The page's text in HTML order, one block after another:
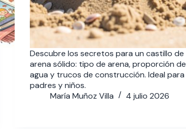
Descubre los secretos para un castillo de
arena sólido: tipo de arena, proporción de
agua y trucos de construcción. Ideal para
padres y niños.
María Muñoz Villa
4 julio 2026